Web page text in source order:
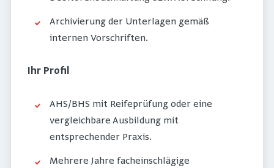
Archivierung der Unterlagen gemäß
internen Vorschriften.
Ihr Profil
AHS/BHS mit Reifeprüfung oder eine
vergleichbare Ausbildung mit
entsprechender Praxis.
Mehrere Jahre facheinschlägige